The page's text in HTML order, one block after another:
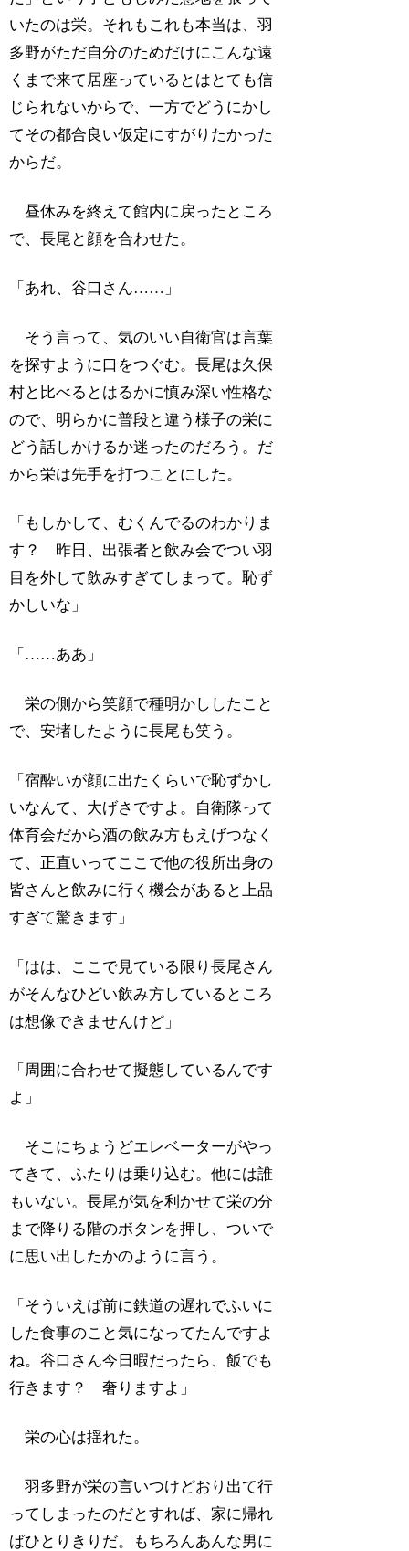
いたのは栄。それもこれも本当は、羽
多野がただ自分のためだけにこんな遠
くまで来て居座っているとはとても信
じられないからで、一方でどうにかし
てその都合良い仮定にすがりたかった
からだ。
昼休みを終えて館内に戻ったところ
で、長尾と顔を合わせた。
「あれ、谷口さん……」
そう言って、気のいい自衛官は言葉
を探すように口をつぐむ。長尾は久保
村と比べるとはるかに慎み深い性格な
ので、明らかに普段と違う様子の栄に
どう話しかけるか迷ったのだろう。だ
から栄は先手を打つことにした。
「もしかして、むくんでるのわかりま
す？ 昨日、出張者と飲み会でつい羽
目を外して飲みすぎてしまって。恥ず
かしいな」
「……ああ」
栄の側から笑顔で種明かししたこと
で、安堵したように長尾も笑う。
「宿酔いが顔に出たくらいで恥ずかし
いなんて、大げさですよ。自衛隊って
体育会だから酒の飲み方もえげつなく
て、正直いってここで他の役所出身の
皆さんと飲みに行く機会があると上品
すぎて驚きます」
「はは、ここで見ている限り長尾さん
がそんなひどい飲み方しているところ
は想像できませんけど」
「周囲に合わせて擬態しているんです
よ」
そこにちょうどエレベーターがやっ
てきて、ふたりは乗り込む。他には誰
もいない。長尾が気を利かせて栄の分
まで降りる階のボタンを押し、ついで
に思い出したかのように言う。
「そういえば前に鉄道の遅れでふいに
した食事のこと気になってたんですよ
ね。谷口さん今日暇だったら、飯でも
行きます？ 奢りますよ」
栄の心は揺れた。
羽多野が栄の言いつけどおり出て行
ってしまったのだとすれば、家に帰れ
ばひとりきりだ。もちろんあんな男に